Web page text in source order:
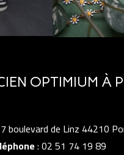
OPTIMIUM À
boulevard de Linz 44210
: 02 51 74 19 89